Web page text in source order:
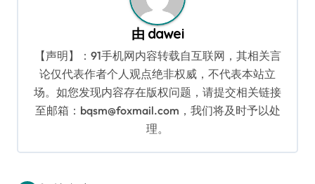
由 dawei
【声明】：91手机网内容转载自互联网，其相关言
论仅代表作者个人观点绝非权威，不代表本站立
场。如您发现内容存在版权问题，请提交相关链接
至邮箱：bqsm@foxmail.com，我们将及时予以处
理。